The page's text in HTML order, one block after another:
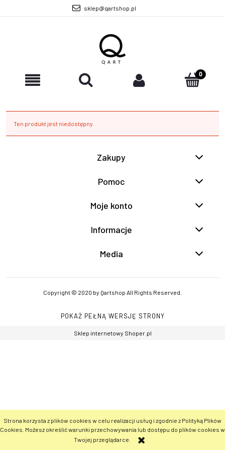
Strona korzysta z plików cookies w celu realizacji usług i zgodnie z Polityką Plików
Cookies. Możesz określić warunki przechowywania lub dostępu do plików cookies w
Twojej przeglądarce.
sklep@qartshop.pl
Ten produkt jest niedostępny.
Zakupy
Pomoc
Moje konto
Informacje
Media
Copyright © 2020 by Qartshop All Rights Reserved.
POKAŻ PEŁNĄ WERSJĘ STRONY
Sklep internetowy Shoper.pl